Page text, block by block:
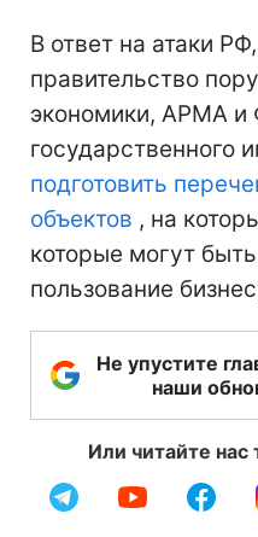
В ответ на атаки
правительство
экономики, АРМА и
государственного
подготовить
объектов , на
которые могут
пользование
Не упустите
наши
Или читайте нас